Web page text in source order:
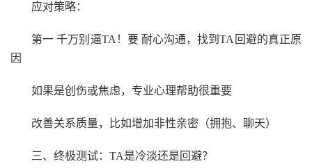
应对策略：
第一 千万别逼TA！要 耐心沟通，找到TA回避的真正原
因
如果是创伤或焦虑，专业心理帮助很重要
改善关系质量，比如增加非性亲密（拥抱、聊天）
三、终极测试：TA是冷淡还是回避？